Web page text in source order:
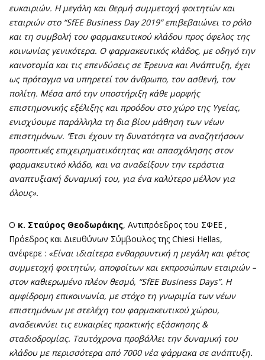
ευκαιριών. Η μεγάλη και θερμή συμμετοχή φοιτητών και
εταιριών στο “SfEEBusiness Day 2019” επιβεβαιώνει το ρόλο
και τη συμβολή του φαρμακευτικού κλάδου προς όφελος της
κοινωνίας γενικότερα. Ο φαρμακευτικός κλάδος, με οδηγό την
καινοτομία και τις επενδύσεις σε Έρευνα και Ανάπτυξη, έχει
ως πρόταγμα να υπηρετεί τον άνθρωπο, τον ασθενή, τον
πολίτη. Μέσα από την υποστήριξη κάθε μορφής
επιστημονικής εξέλιξης και προόδου στο χώρο της Υγείας,
ενισχύουμε παράλληλα τη δια βίου μάθηση των νέων
επιστημόνων. ‘Έτσι έχουν τη δυνατότητα να αναζητήσουν
προοπτικές επιχειρηματικότητας και απασχόλησης στον
φαρμακευτικό κλάδο, και να αναδείξουν την τεράστια
αναπτυξιακή δυναμική του, για ένα καλύτερο μέλλον για
όλους».
Ο κ. Σταύρος Θεοδωράκης, Αντιπρόεδρος του ΣΦΕΕ ,
Πρόεδρος και Διευθύνων Σύμβουλος της Chiesi Hellas,
ανέφερε : «Είναι ιδιαίτερα ενθαρρυντική η μεγάλη και φέτος
συμμετοχή φοιτητών, αποφοίτων και εκπροσώπων εταιριών –
στον καθιερωμένο πλέον θεσμό, “SfEEBusiness Days”. Η
αμφίδρομη επικοινωνία, με στόχο τη γνωριμία των νέων
επιστημόνων με στελέχη του φαρμακευτικού χώρου,
αναδεικνύει τις ευκαιρίες πρακτικής εξάσκησης &
σταδιοδρομίας. Ταυτόχρονα προβάλλει την δυναμική του
κλάδου με περισσότερα από 7000 νέα φάρμακα σε ανάπτυξη.